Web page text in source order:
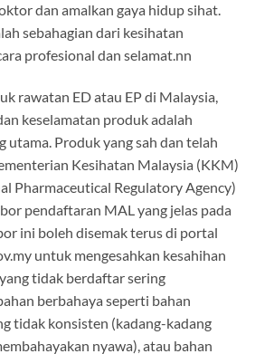
dan amalkan gaya hidup sihat.
sebahagian dari kesihatan
profesional dan selamat.nn
rawatan ED atau EP di Malaysia,
keselamatan produk adalah
utama. Produk yang sah dan telah
Kesihatan Malaysia (KKM)
Pharmaceutical Regulatory Agency)
pendaftaran MAL yang jelas pada
ini boleh disemak terus di portal
untuk mengesahkan kesahihan
tidak berdaftar sering
berbahaya seperti bahan
tidak konsisten (kadang-kadang
nyawa), atau bahan